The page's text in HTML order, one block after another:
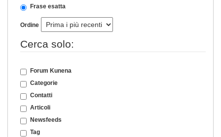
Frase esatta
Ordine
Cerca solo:
Forum Kunena
Categorie
Contatti
Articoli
Newsfeeds
Tag